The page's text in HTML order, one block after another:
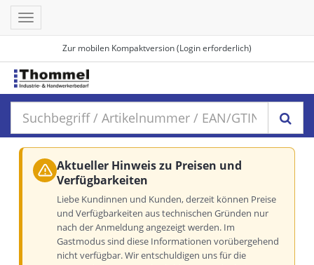
Zur mobilen Kompaktversion (Login erforderlich)
Toggle
navigation
Aktueller Hinweis zu Preisen und
Verfügbarkeiten
Liebe Kundinnen und Kunden, derzeit können Preise
und Verfügbarkeiten aus technischen Gründen nur
nach der Anmeldung angezeigt werden. Im
Gastmodus sind diese Informationen vorübergehend
nicht verfügbar. Wir entschuldigen uns für die